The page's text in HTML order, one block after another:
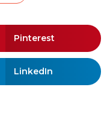
Pinterest
LinkedIn